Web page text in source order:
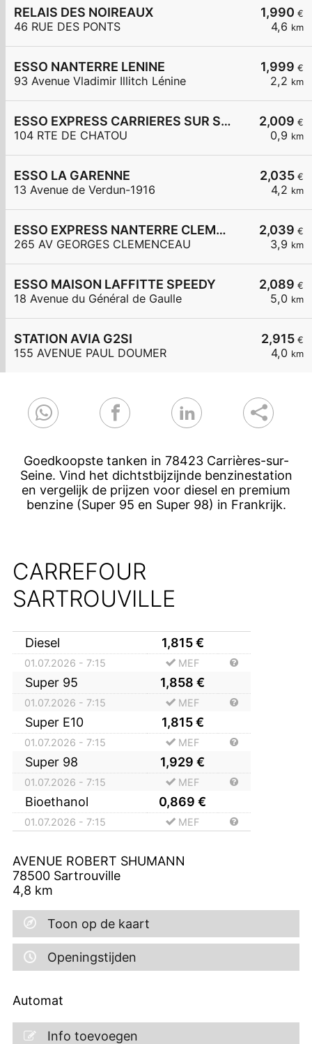
1,990 €
4,6 km
RELAIS DES NOIREAUX
46 RUE DES PONTS
1,999 €
2,2 km
ESSO NANTERRE LENINE
93 Avenue Vladimir Illitch Lénine
2,009 €
0,9 km
ESSO EXPRESS CARRIERES SUR SEINE
104 RTE DE CHATOU
2,035 €
4,2 km
ESSO LA GARENNE
13 Avenue de Verdun-1916
2,039 €
3,9 km
ESSO EXPRESS NANTERRE CLEMENCEAU
265 AV GEORGES CLEMENCEAU
2,089 €
5,0 km
ESSO MAISON LAFFITTE SPEEDY
18 Avenue du Général de Gaulle
2,915 €
4,0 km
STATION AVIA G2SI
155 AVENUE PAUL DOUMER
Goedkoopste tanken in 78423 Carrières-sur-
Seine. Vind het dichtstbijzijnde benzinestation
en vergelijk de prijzen voor diesel en premium
benzine (Super 95 en Super 98) in Frankrijk.
CARREFOUR
SARTROUVILLE
Diesel 1,815€
01.07.2026 - 7:15 MEF
Super 95 1,858 €
01.07.2026 - 7:15 MEF
Super E10 1,815€
01.07.2026 - 7:15 MEF
Super 98 1,929 €
01.07.2026 - 7:15 MEF
Bioethanol 0,869 €
01.07.2026 - 7:15 MEF
AVENUE ROBERT SHUMANN
78500 Sartrouville
4,8 km
Toon op de kaart
Openingstijden
Automat
Info toevoegen